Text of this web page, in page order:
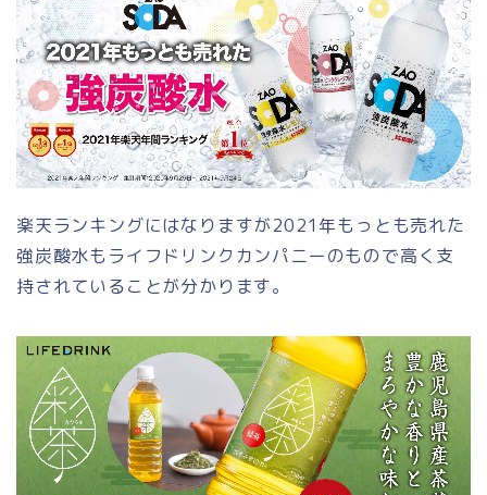
楽天ランキングにはなりますが2021年もっとも売れた
強炭酸水もライフドリンクカンパニーのもので高く支
持されていることが分かります。